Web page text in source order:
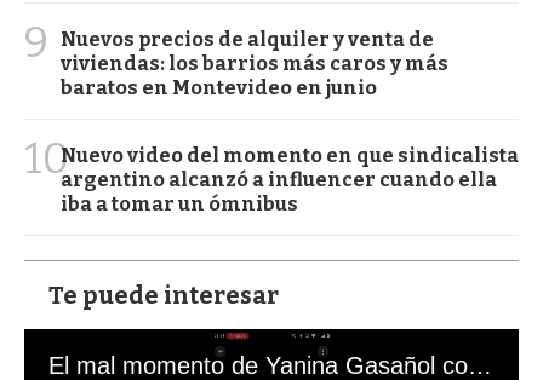
9
Nuevos precios de alquiler y venta de
viviendas: los barrios más caros y más
baratos en Montevideo en junio
10Nuevo video del momento en que sindicalista
argentino alcanzó a influencer cuando ella
iba a tomar un ómnibus
Te puede interesar
El mal momento de Yanina Gasañol con un hincha argentino en "Subrayado"